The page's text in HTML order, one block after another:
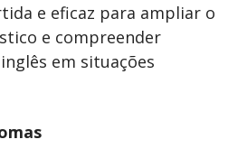
e eficaz para ampliar o
e compreender
em situações